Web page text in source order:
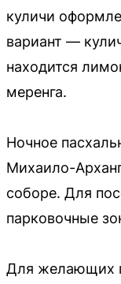
куличи
вариант —
находится
меренга.
Ночное
Михаило-
соборе. Для
парковочные
Для желающих